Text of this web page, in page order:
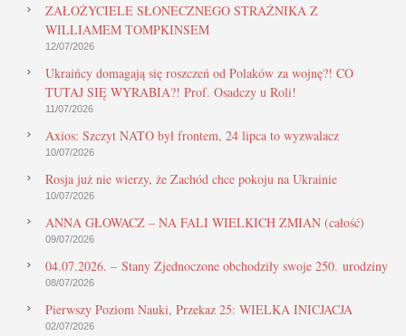
ZAŁOŻYCIELE SŁONECZNEGO STRAŻNIKA Z
WILLIAMEM TOMPKINSEM
12/07/2026
Ukraińcy domagają się roszczeń od Polaków za wojnę?! CO
TUTAJ SIĘ WYRABIA?! Prof. Osadczy u Roli!
11/07/2026
Axios: Szczyt NATO był frontem, 24 lipca to wyzwalacz
10/07/2026
Rosja już nie wierzy, że Zachód chce pokoju na Ukrainie
10/07/2026
ANNA GŁOWACZ – NA FALI WIELKICH ZMIAN (całość)
09/07/2026
04.07.2026. – Stany Zjednoczone obchodziły swoje 250. urodziny
08/07/2026
Pierwszy Poziom Nauki, Przekaz 25: WIELKA INICJACJA
02/07/2026